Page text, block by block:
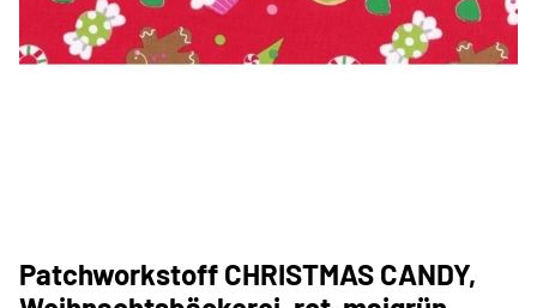
Patchworkstoff CHRISTMAS CANDY,